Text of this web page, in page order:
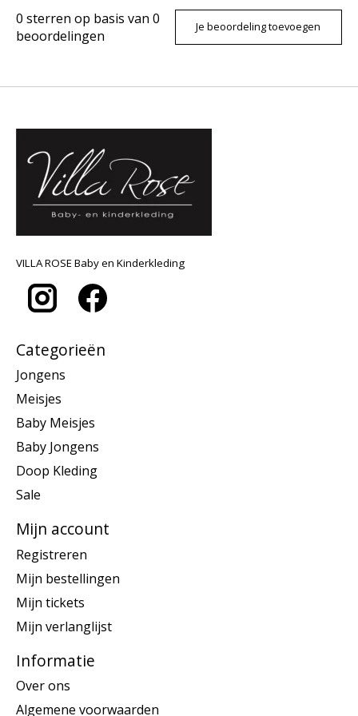
0 sterren op basis van 0
beoordelingen
Je beoordeling toevoegen
VILLA ROSE Baby en Kinderkleding
Categorieën
Jongens
Meisjes
Baby Meisjes
Baby Jongens
Doop Kleding
Sale
Mijn account
Registreren
Mijn bestellingen
Mijn tickets
Mijn verlanglijst
Informatie
Over ons
Algemene voorwaarden